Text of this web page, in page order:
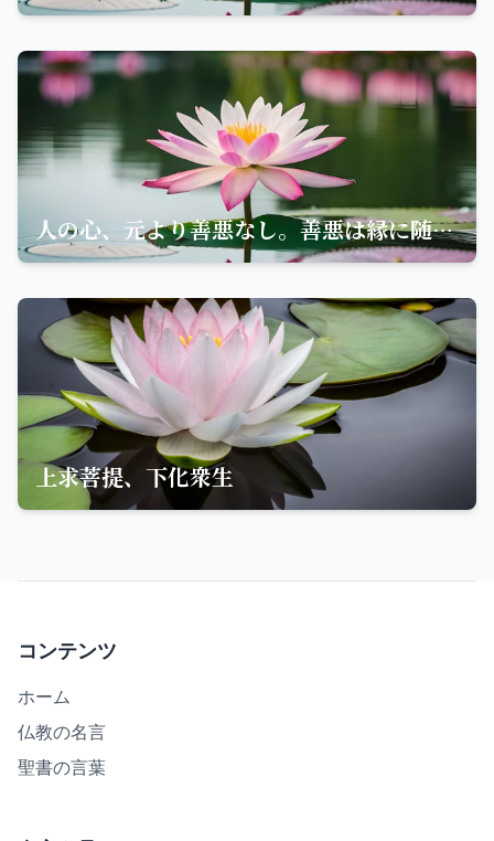
人の心、元より善悪なし。善悪は縁に随っておこる
上求菩提、下化衆生
コンテンツ
ホーム
仏教の名言
聖書の言葉